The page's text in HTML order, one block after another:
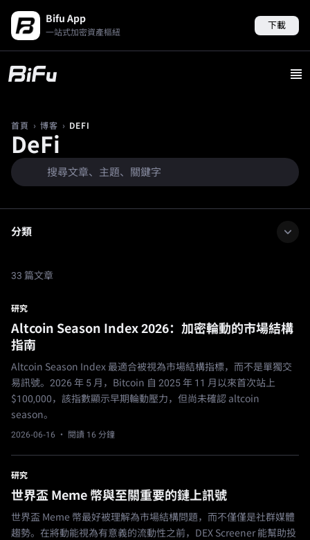
Bifu App
一站式加密資產樞紐
下載
首頁 › 博客 › DEFI
DeFi
分類
33 篇文章
研究
Altcoin Season Index 2026：加密輪動的市場結構
指南
Altcoin Season Index 最適合被視為市場結構指標，而不是單獨交
易訊號。2026 年 5 月，Bitcoin 自 2025 年 11 月以來首次站上
$100,000，該指數顯示早期輪動壓力，但尚未確認 altcoin
season。
2026-06-16 · 閱讀 16 分鐘
研究
世界盃 Meme 幣與至關重要的鏈上訊號
世界盃 Meme 幣最好被理解為市場結構問題，而不僅僅是社群媒體
趨勢。在將動能視為有意義的流動性之前，DEX Screener 能幫助投